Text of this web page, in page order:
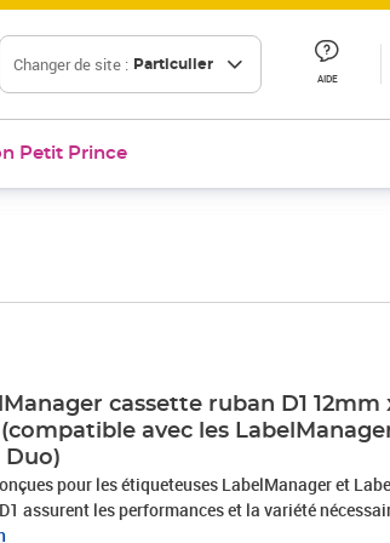
Changer de site : Particulier
AIDE
Petit Prince
cassette ruban D1 12mm
avec les
Duo)
pour les étiqueteuses LabelManager et
assurent les performances et la variété
Elles adhèrent à la plupart des surfaces